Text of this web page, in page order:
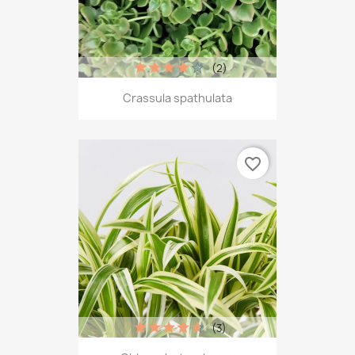
Crassula spathulata
(2)
(3)
favorite_border